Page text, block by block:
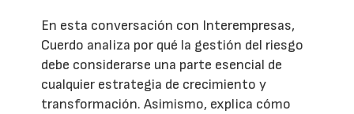
En esta conversación con Interempresas,
Cuerdo analiza por qué la gestión del riesgo
debe considerarse una parte esencial de
cualquier estrategia de crecimiento y
transformación. Asimismo, explica cómo